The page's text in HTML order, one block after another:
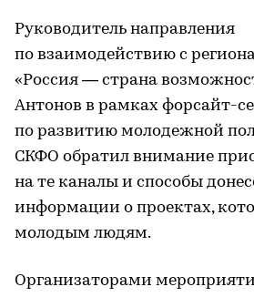
Руководитель направления
по взаимодействию с
«Россия — страна
Антонов в рамках форсайт-
по развитию молодежной
СКФО обратил внимание
на те каналы и способы
информации о проектах,
молодым людям.
Организаторами